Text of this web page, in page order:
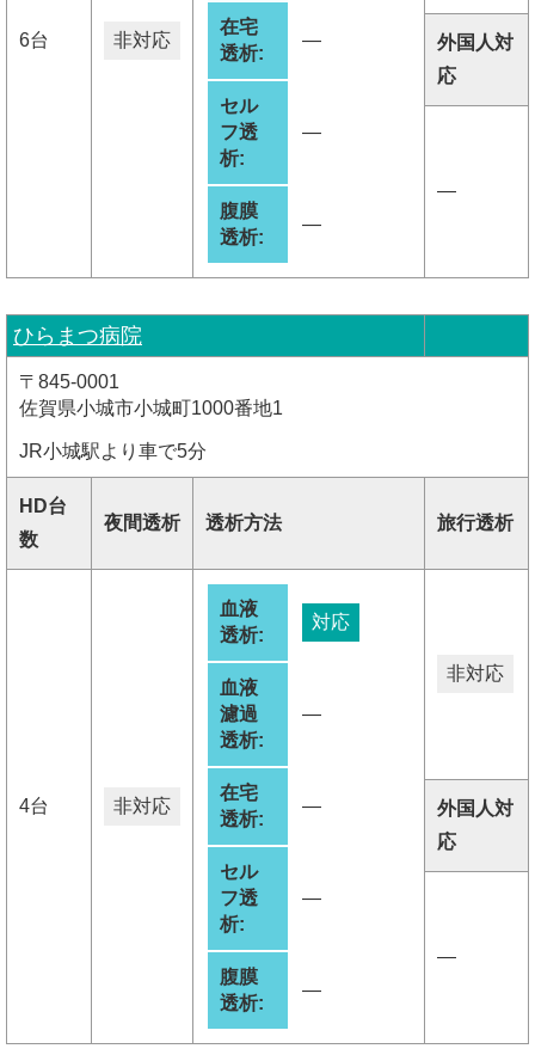
6台 非対応
在宅
透析:
―
セル
フ透
析:
―
腹膜
透析:
―
外国人対
応
―
ひらまつ病院
〒845-0001
佐賀県小城市小城町1000番地1
JR小城駅より車で5分
HD台
数
夜間透析 透析方法 旅行透析
4台 非対応
血液
透析:
対応
血液
濾過
透析:
―
在宅
透析:
―
セル
フ透
析:
―
腹膜
透析:
―
非対応
外国人対
応
―